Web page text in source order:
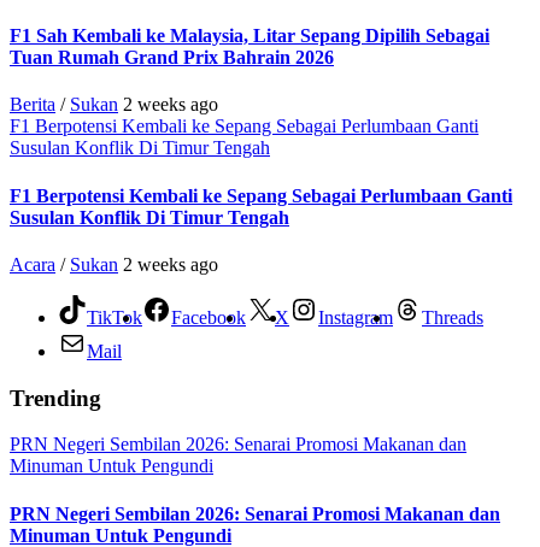
F1 Sah Kembali ke Malaysia, Litar Sepang Dipilih Sebagai
Tuan Rumah Grand Prix Bahrain 2026
Berita / Sukan 2 weeks ago
F1 Berpotensi Kembali ke Sepang Sebagai Perlumbaan Ganti
Susulan Konflik Di Timur Tengah
F1 Berpotensi Kembali ke Sepang Sebagai Perlumbaan Ganti
Susulan Konflik Di Timur Tengah
Acara / Sukan 2 weeks ago
TikTok Facebook X Instagram
Threads
Mail
Trending
PRN Negeri Sembilan 2026: Senarai Promosi Makanan dan
Minuman Untuk Pengundi
PRN Negeri Sembilan 2026: Senarai Promosi Makanan dan
Minuman Untuk Pengundi